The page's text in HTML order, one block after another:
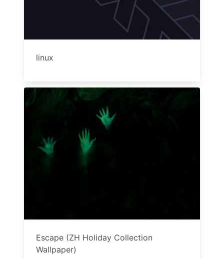
linux
Escape (ZH Holiday Collection
Wallpaper)